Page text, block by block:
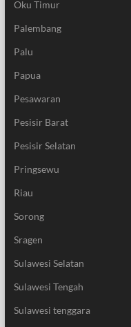
Oku Timur
Palembang
Palu
Papua
Pesawaran
Pesisir Barat
Pesisir Selatan
Pringsewu
Riau
Sorong
Sragen
Sulawesi Selatan
Sulawesi Tengah
Sulawesi tenggara